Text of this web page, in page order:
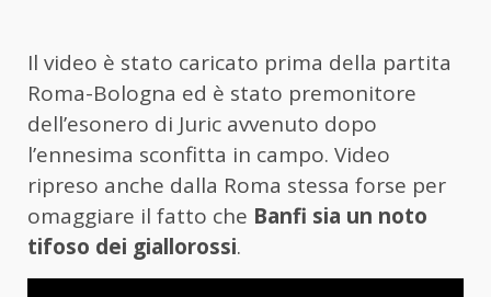
Il video è stato caricato prima della partita
Roma-Bologna ed è stato premonitore
dell’esonero di Juric avvenuto dopo
l’ennesima sconfitta in campo. Video
ripreso anche dalla Roma stessa forse per
omaggiare il fatto che Banfi sia un noto
tifoso dei giallorossi.